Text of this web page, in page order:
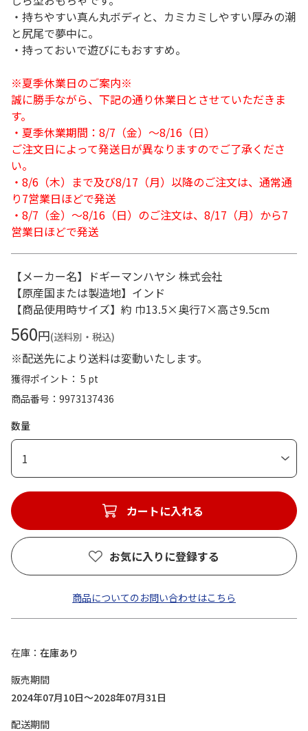
・持ちやすい真ん丸ボディと、カミカミしやすい厚みの潮
と尻尾で夢中に。
・持っておいで遊びにもおすすめ。
※夏季休業日のご案内※
誠に勝手ながら、下記の通り休業日とさせていただきま
す。
・夏季休業期間：8/7（金）～8/16（日）
ご注文日によって発送日が異なりますのでご了承くださ
い。
・8/6（木）まで及び8/17（月）以降のご注文は、通常通
り7営業日ほどで発送
・8/7（金）～8/16（日）のご注文は、8/17（月）から7
営業日ほどで発送
【メーカー名】ドギーマンハヤシ 株式会社
【原産国または製造地】インド
【商品使用時サイズ】約 巾13.5×奥行7×高さ9.5cm
560円(送料別・税込)
※配送先により送料は変動いたします。
獲得ポイント： 5 pt
商品番号
9973137436
数量
1
カートに入れる
お気に入りに登録する
商品についてのお問い合わせはこちら
在庫
在庫あり
販売期間
2024年07月10日～2028年07月31日
配送期間